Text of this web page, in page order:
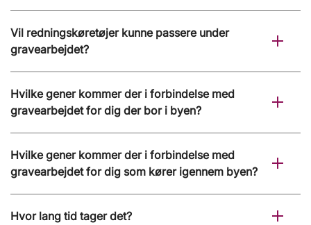
Vil redningskøretøjer kunne passere under
gravearbejdet?
Hvilke gener kommer der i forbindelse med
gravearbejdet for dig der bor i byen?
Hvilke gener kommer der i forbindelse med
gravearbejdet for dig som kører igennem byen?
Hvor lang tid tager det?